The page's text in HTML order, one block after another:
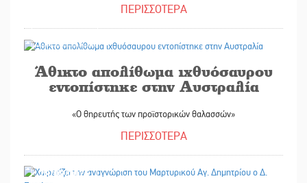
ΠΕΡΙΣΣΟΤΕΡΑ
Άθικτο απολίθωμα ιχθυόσαυρου
εντοπίστηκε στην Αυστραλία
«Ο θηρευτής των προϊστορικών θαλασσών»
ΠΕΡΙΣΣΟΤΕΡΑ
28/08/2025